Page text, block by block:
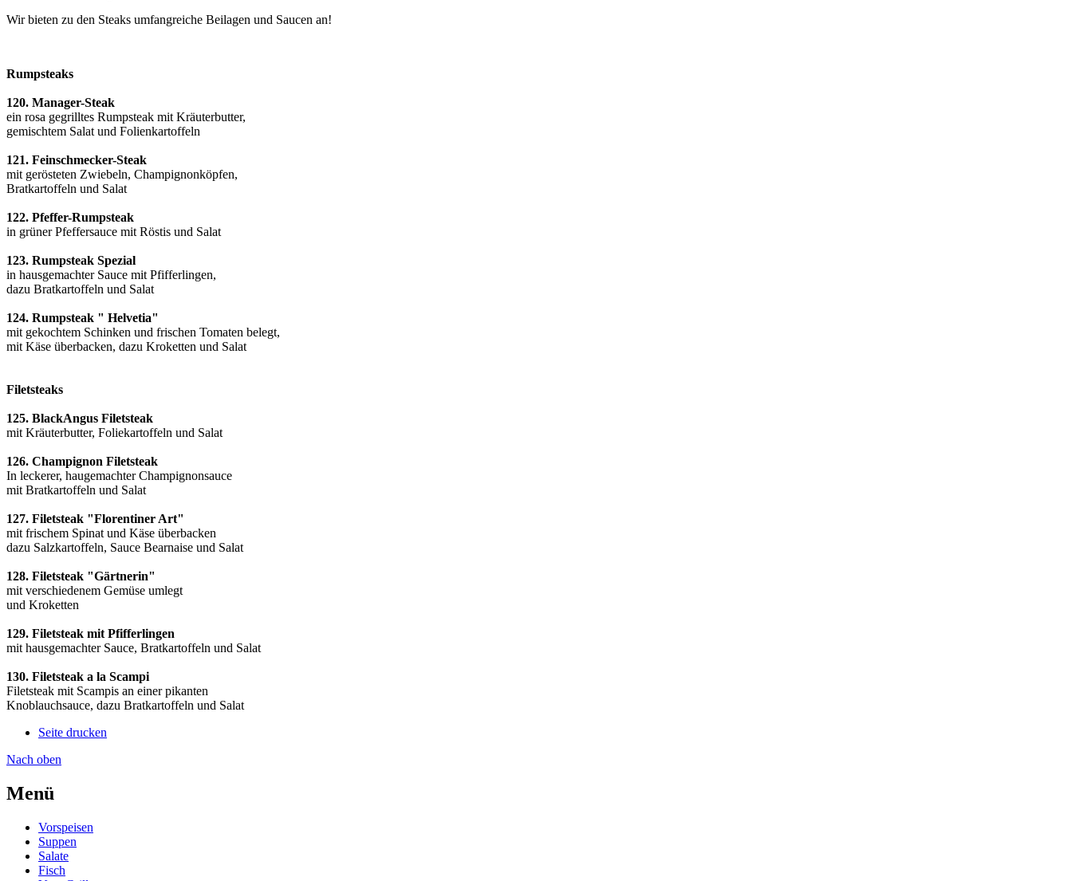
Wir bieten zu den Steaks umfangreiche Beilagen und Saucen an!
Rumpsteaks
120. Manager-Steak
ein rosa gegrilltes Rumpsteak mit Kräuterbutter,
gemischtem Salat und Folienkartoffeln
121. Feinschmecker-Steak
mit gerösteten Zwiebeln, Champignonköpfen,
Bratkartoffeln und Salat
122. Pfeffer-Rumpsteak
in grüner Pfeffersauce mit Röstis und Salat
123. Rumpsteak Spezial
in hausgemachter Sauce mit Pfifferlingen,
dazu Bratkartoffeln und Salat
124. Rumpsteak " Helvetia"
mit gekochtem Schinken und frischen Tomaten belegt,
mit Käse überbacken, dazu Kroketten und Salat
Filetsteaks
125. BlackAngus Filetsteak
mit Kräuterbutter, Foliekartoffeln und Salat
126. Champignon Filetsteak
In leckerer, haugemachter Champignonsauce
mit Bratkartoffeln und Salat
127. Filetsteak "Florentiner Art"
mit frischem Spinat und Käse überbacken
dazu Salzkartoffeln, Sauce Bearnaise und Salat
128. Filetsteak "Gärtnerin"
mit verschiedenem Gemüse umlegt
und Kroketten
129. Filetsteak mit Pfifferlingen
mit hausgemachter Sauce, Bratkartoffeln und Salat
130. Filetsteak a la Scampi
Filetsteak mit Scampis an einer pikanten
Knoblauchsauce, dazu Bratkartoffeln und Salat
Seite drucken
Nach oben
Menü
Vorspeisen
Suppen
Salate
Fisch